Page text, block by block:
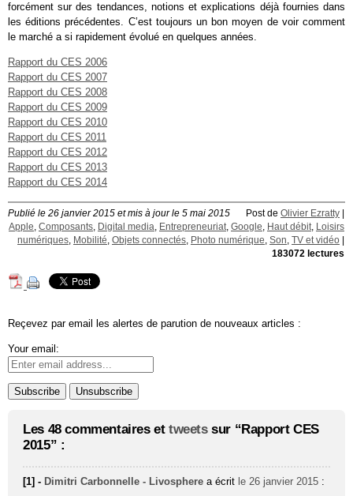
forcément sur des tendances, notions et explications déjà fournies dans
les éditions précédentes. C’est toujours un bon moyen de voir comment
le marché a si rapidement évolué en quelques années.
Rapport du CES 2006
Rapport du CES 2007
Rapport du CES 2008
Rapport du CES 2009
Rapport du CES 2010
Rapport du CES 2011
Rapport du CES 2012
Rapport du CES 2013
Rapport du CES 2014
Publié le 26 janvier 2015 et mis à jour le 5 mai 2015 Post de Olivier Ezratty
Apple Composants Digital media Entrepreneuriat Google Haut débit
Loisirs
numériques
Mobilité Objets connectés Photo numérique Son TV et vidéo
183072 lectures
Reçevez par email les alertes de parution de nouveaux articles :
Your email:
Les 48 commentaires et tweetssur “Rapport CES
2015” :
[1] - Dimitri Carbonnelle - Livosphere a écrit le 26 janvier 2015 :